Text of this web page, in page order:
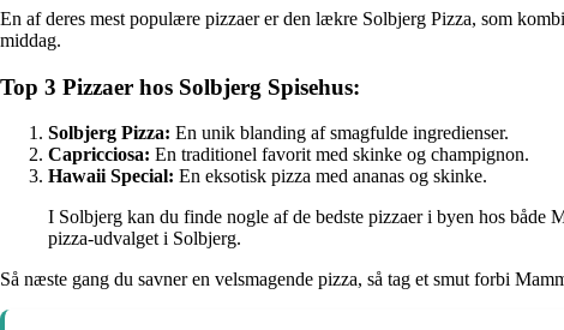
En af deres mest populære pizzaer er den lækre Solbjerg Pizza, som
middag.
Top 3 Pizzaer hos Solbjerg Spisehus:
Solbjerg Pizza: En unik blanding af smagfulde ingredienser.
Capricciosa: En traditionel favorit med skinke og champignon.
Hawaii Special: En eksotisk pizza med ananas og skinke.
I Solbjerg kan du finde nogle af de bedste pizzaer i byen hos
pizza-udvalget i Solbjerg.
Så næste gang du savner en velsmagende pizza, så tag et smut forbi